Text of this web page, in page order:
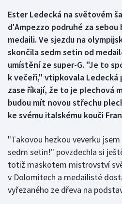
Box
Curling
Dostihy
Florbal
Futsal
Golf
Gymnastika
Házená
Ester Ledecká na světovém
d'Ampezzo podruhé za sebou
medaili. Ve sjezdu na
skončila sedm setin od
umístění ze super-G. "Je to
k večeři," vtipkovala
zase říkají, že to je plechová
budou mít novou střechu
ke svému italskému kouči
"Takovou hezkou veverku
sedm setin!" povzdechla si
totiž maskotem mistrovství
v Dolomitech a medailisté
vyřezaného ze dřeva na